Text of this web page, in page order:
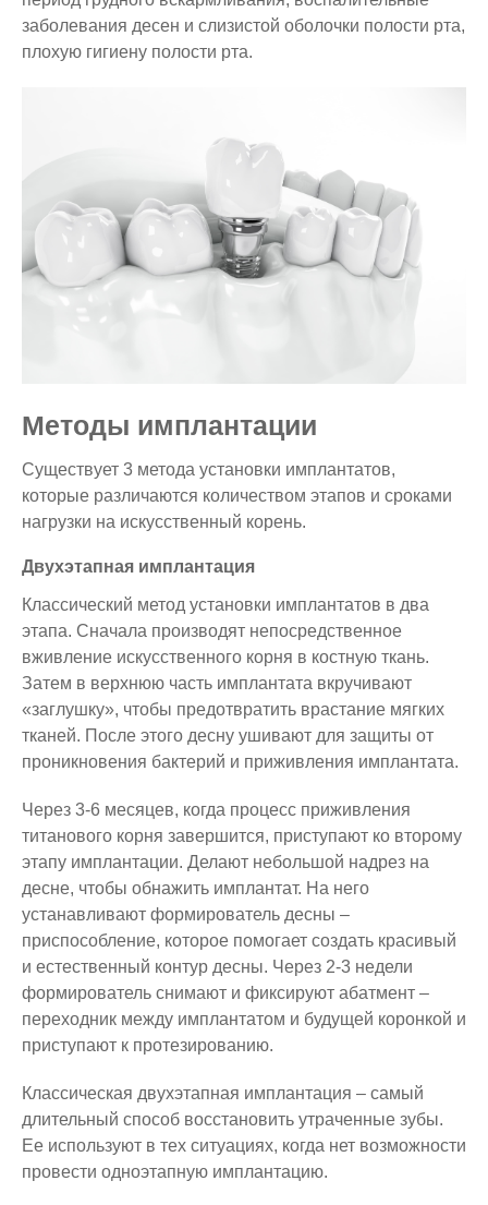
заболевания десен и слизистой оболочки полости рта,
плохую гигиену полости рта.
Методы имплантации
Существует 3 метода установки имплантатов,
которые различаются количеством этапов и сроками
нагрузки на искусственный корень.
Двухэтапная имплантация
Классический метод установки имплантатов в два
этапа. Сначала производят непосредственное
вживление искусственного корня в костную ткань.
Затем в верхнюю часть имплантата вкручивают
«заглушку», чтобы предотвратить врастание мягких
тканей. После этого десну ушивают для защиты от
проникновения бактерий и приживления имплантата.
Через 3-6 месяцев, когда процесс приживления
титанового корня завершится, приступают ко второму
этапу имплантации. Делают небольшой надрез на
десне, чтобы обнажить имплантат. На него
устанавливают формирователь десны –
приспособление, которое помогает создать красивый
и естественный контур десны. Через 2-3 недели
формирователь снимают и фиксируют абатмент –
переходник между имплантатом и будущей коронкой и
приступают к протезированию.
Классическая двухэтапная имплантация – самый
длительный способ восстановить утраченные зубы.
Ее используют в тех ситуациях, когда нет возможности
провести одноэтапную имплантацию.